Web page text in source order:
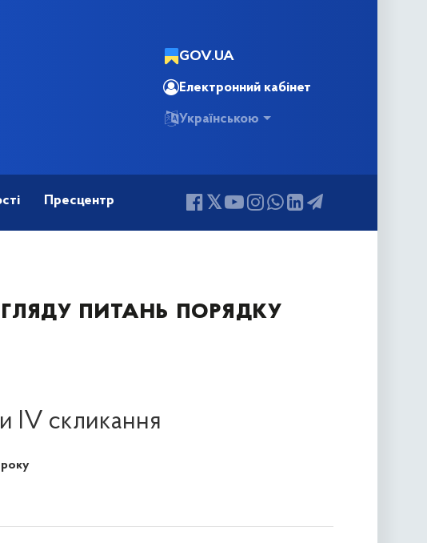
GOV.UA
Електронний кабінет
Українською
Пресцентр
питань порядку
IV скликання